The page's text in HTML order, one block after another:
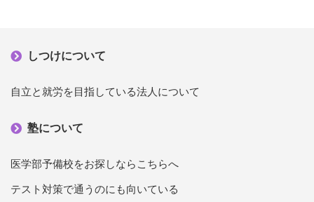
しつけについて
自立と就労を目指している法人について
塾について
医学部予備校をお探しならこちらへ
テスト対策で通うのにも向いている